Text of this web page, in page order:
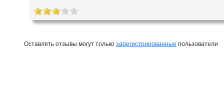
Оставлять отзывы могут только зарегистрированные пользователи